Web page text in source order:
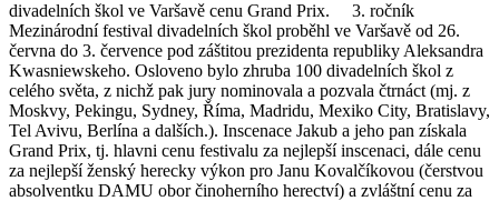
divadelních škol ve Varšavě cenu Grand Prix. 3. ročník
Mezinárodní festival divadelních škol proběhl ve Varšavě od 26.
června do 3. července pod záštitou prezidenta republiky Aleksandra
Kwasniewskeho. Osloveno bylo zhruba 100 divadelních škol z
celého světa, z nichž pak jury nominovala a pozvala čtrnáct (mj. z
Moskvy, Pekingu, Sydney, Říma, Madridu, Mexiko City, Bratislavy,
Tel Avivu, Berlína a dalších.). Inscenace Jakub a jeho pan získala
Grand Prix, tj. hlavni cenu festivalu za nejlepší inscenaci, dále cenu
za nejlepší ženský herecky výkon pro Janu Kovalčíkovou (čerstvou
absolventku DAMU obor činoherního herectví) a zvláštní cenu za